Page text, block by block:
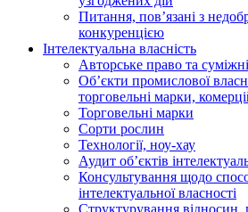
Питання, пов’язані з
конкуренцією
Інтелектуальна власність
Авторське право та
Oб’єкти промислової
торговельні марки,
Торговельні марки
Сорти рослин
Технології, ноу-хау
Аудит об’єктів
Консультування щодо
інтелектуальної власності